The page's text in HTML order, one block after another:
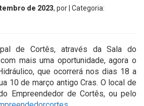
de 2023, por | Categoria:
de Cortês, através da Sala do
mais uma oportunidade, agora o
que ocorrerá nos dias 18 a
10 de março antigo Cras. O local de
Empreendedor de Cortês, ou pelo